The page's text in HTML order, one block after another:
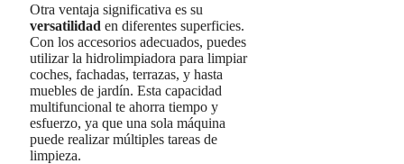
Otra ventaja significativa es su
versatilidad en diferentes superficies.
Con los accesorios adecuados, puedes
utilizar la hidrolimpiadora para limpiar
coches, fachadas, terrazas, y hasta
muebles de jardín. Esta capacidad
multifuncional te ahorra tiempo y
esfuerzo, ya que una sola máquina
puede realizar múltiples tareas de
limpieza.